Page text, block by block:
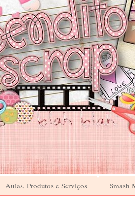
Aulas, Produtos e Serviços Smash